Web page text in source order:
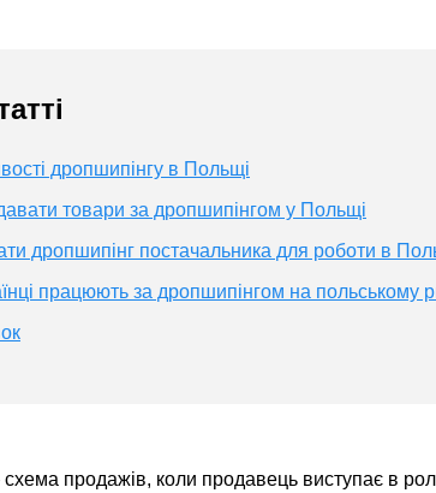
дропшипінгу в Польщі
товари за дропшипінгом у Польщі
дропшипінг постачальника для роботи в
працюють за дропшипінгом на польському
продажів, коли продавець виступає в